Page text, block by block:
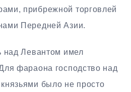
прибрежной торговлей
Передней Азии.
над Левантом имел
фараона господство над
было не просто